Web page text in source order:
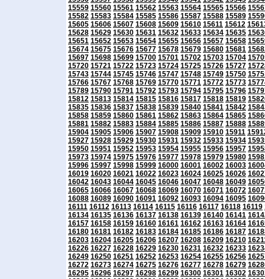
15559 15560 15561 15562 15563 15564 15565 15566
15582 15583 15584 15585 15586 15587 15588 15589
15605 15606 15607 15608 15609 15610 15611 15612
15628 15629 15630 15631 15632 15633 15634 15635
15651 15652 15653 15654 15655 15656 15657 15658
15674 15675 15676 15677 15678 15679 15680 15681
15697 15698 15699 15700 15701 15702 15703 15704
15720 15721 15722 15723 15724 15725 15726 15727
15743 15744 15745 15746 15747 15748 15749 15750
15766 15767 15768 15769 15770 15771 15772 15773
15789 15790 15791 15792 15793 15794 15795 15796
15812 15813 15814 15815 15816 15817 15818 15819
15835 15836 15837 15838 15839 15840 15841 15842
15858 15859 15860 15861 15862 15863 15864 15865
15881 15882 15883 15884 15885 15886 15887 15888
15904 15905 15906 15907 15908 15909 15910 15911
15927 15928 15929 15930 15931 15932 15933 15934
15950 15951 15952 15953 15954 15955 15956 15957
15973 15974 15975 15976 15977 15978 15979 15980
15996 15997 15998 15999 16000 16001 16002 16003
16019 16020 16021 16022 16023 16024 16025 16026
16042 16043 16044 16045 16046 16047 16048 16049
16065 16066 16067 16068 16069 16070 16071 16072
16088 16089 16090 16091 16092 16093 16094 16095
16111 16112 16113 16114 16115 16116 16117 16118 16119
16134 16135 16136 16137 16138 16139 16140 16141
16157 16158 16159 16160 16161 16162 16163 16164
16180 16181 16182 16183 16184 16185 16186 16187
16203 16204 16205 16206 16207 16208 16209 16210
16226 16227 16228 16229 16230 16231 16232 16233
16249 16250 16251 16252 16253 16254 16255 16256
16272 16273 16274 16275 16276 16277 16278 16279
16295 16296 16297 16298 16299 16300 16301 16302